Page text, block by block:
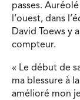
passes.
l’ouest, dans
David Toews y
compteur.
« Le début de
ma blessure à
amélioré mon